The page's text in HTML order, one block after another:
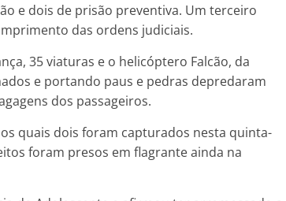
e dois de prisão preventiva. Um terceiro
das ordens judiciais.
35 viaturas e o helicóptero Falcão, da
e portando paus e pedras depredaram
dos passageiros.
quais dois foram capturados nesta quinta-
foram presos em flagrante ainda na